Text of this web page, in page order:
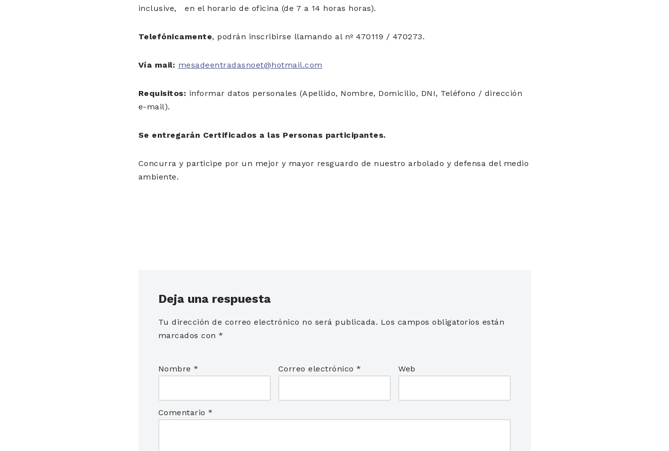
inclusive, en el horario de oficina (de 7 a 14 horas horas).
Telefónicamente, podrán inscribirse llamando al nº 470119 / 470273.
Vía mail: mesadeentradasnoet@hotmail.com
Requisitos: informar datos personales (Apellido, Nombre, Domicilio, DNI, Teléfono / dirección
e-mail).
Se entregarán Certificados a las Personas participantes.
Concurra y participe por un mejor y mayor resguardo de nuestro arbolado y defensa del medio
ambiente.
Deja una respuesta
Tu dirección de correo electrónico no será publicada. Los campos obligatorios están
marcados con *
Nombre * Correo electrónico* Web
Comentario *